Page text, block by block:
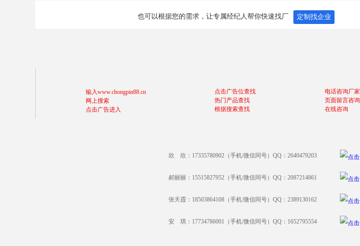
也可以根据您的需求，让专属经纪人帮你快速找厂 定制找企业
输入www.chongpin88.cn
网上搜索
点击广告进入
点击广告位查找
热门产品查找
根据搜索查找
电话咨询厂家
页面留言咨询
在线咨询
欣 欣：17335780902（手机/微信同号）QQ：2640479203
郝丽丽：15515827952（手机/微信同号）QQ：2087214861
张天霞：18503864108（手机/微信同号）QQ：2389130162
安 琪：17734786001（手机/微信同号）QQ：1652795554